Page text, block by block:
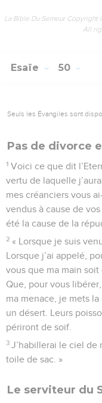
La Bible Du Semeur Copyright
All
Esaïe 50
Seuls les Évangiles sont
Pas de divorce
1 Voici ce que dit
vertu de laquelle
mes créanciers vous
vendus à cause de
été la cause de la
2 « Lorsque je suis
Lorsque j’ai appelé,
vous que ma main
Que, pour vous
ma menace, je mets
un désert. Leurs
périront de soif.
3 J’habillerai le ciel de
toile de sac. »
Le serviteur du